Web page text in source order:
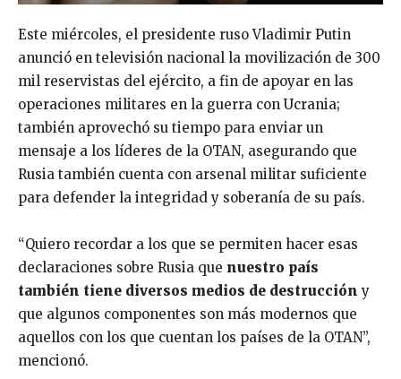
Este miércoles, el presidente ruso Vladimir Putin
anunció en televisión nacional la movilización de 300
mil reservistas del ejército, a fin de apoyar en las
operaciones militares en la guerra con Ucrania;
también aprovechó su tiempo para enviar un
mensaje a los líderes de la OTAN, asegurando que
Rusia también cuenta con arsenal militar suficiente
para defender la integridad y soberanía de su país.
“Quiero recordar a los que se permiten hacer esas
declaraciones sobre Rusia que nuestro país
también tiene diversos medios de destrucción y
que algunos componentes son más modernos que
aquellos con los que cuentan los países de la OTAN”,
mencionó.